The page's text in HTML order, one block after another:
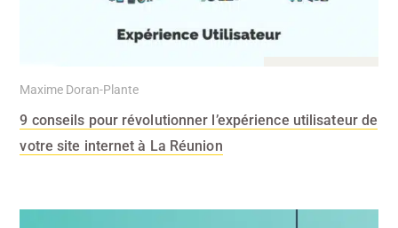
Maxime Doran-Plante
9 conseils pour révolutionner l’expérience utilisateur de
votre site internet à La Réunion